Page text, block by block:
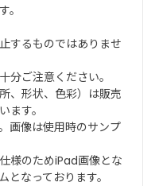
。
するものではありませ
ご注意ください。
、形状、色彩）は販売
ます。
画像は使用時のサンプ
様のためiPad画像とな
となっております。